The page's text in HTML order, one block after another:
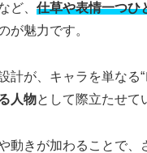
ど、 仕草や表情一つひ
が魅力です。
計が、キャラを単なる
人物として際立たせて
動きが加わることで、